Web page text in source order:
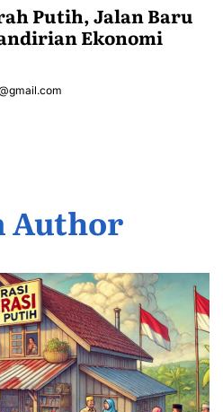
Putih, Jalan Baru
Ekonomi
Author